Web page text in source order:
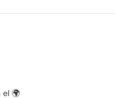
🌍